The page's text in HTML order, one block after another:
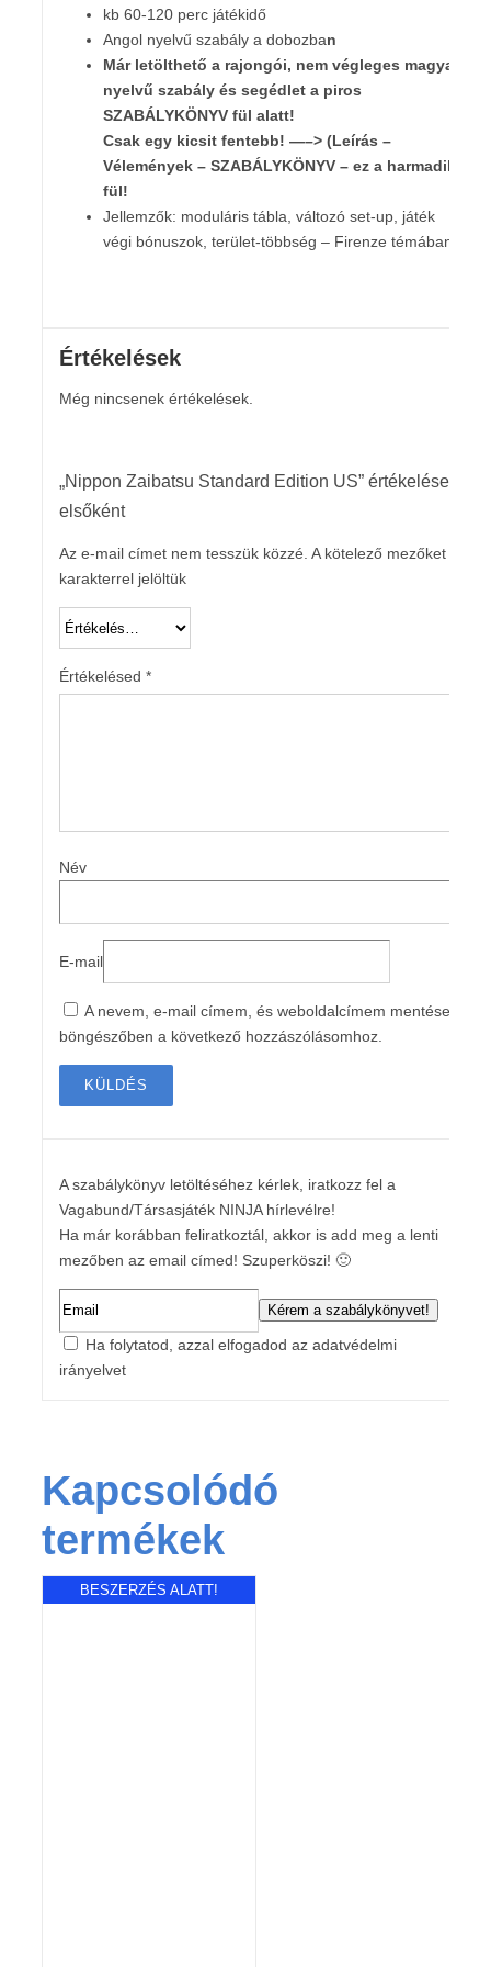
kb 60-120 perc játékidő
Angol nyelvű szabály a dobozban
Már letölthető a rajongói, nem végleges magyar
nyelvű szabály és segédleta piros
SZABÁLYKÖNYV fül alatt!
Csak egy kicsit fentebb! —–> (Leírás –
Vélemények – SZABÁLYKÖNYV – ez a harmadik
fül!
Jellemzők: moduláris tábla, változó set-up, játék
végi bónuszok, terület-többség – Firenze témában
Értékelések
Még nincsenek értékelések.
„Nippon Zaibatsu Standard Edition US” értékelése
elsőként
Az e-mail címet nem tesszük közzé. A kötelező mezőket
karakterrel jelöltük
Értékelésed *
Név
E-mail
A nevem, e-mail címem, és weboldalcímem mentése a
böngészőben a következő hozzászólásomhoz.
A szabálykönyv letöltéséhez kérlek, iratkozz fel a
Vagabund/Társasjáték NINJA hírlevélre!
Ha már korábban feliratkoztál, akkor is add meg a lenti
mezőben az email címed! Szuperköszi! 🙂
Ha folytatod, azzal elfogadod az adatvédelmi
irányelvet
Kapcsolódó
termékek
BESZERZÉS ALATT!